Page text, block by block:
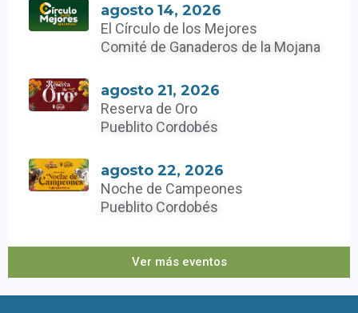
agosto 14, 2026
El Círculo de los Mejores
Comité de Ganaderos de la Mojana
agosto 21, 2026
Reserva de Oro
Pueblito Cordobés
agosto 22, 2026
Noche de Campeones
Pueblito Cordobés
Ver más eventos